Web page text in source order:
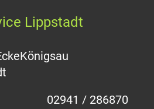
Lippstadt
02941 / 286870